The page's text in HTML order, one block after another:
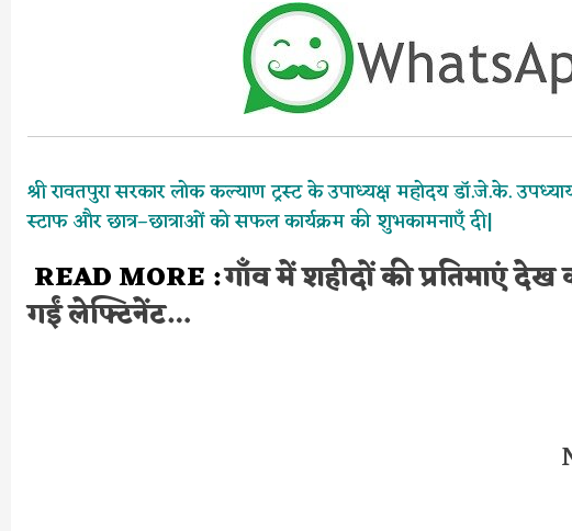
श्री रावतपुरा सरकार लोक कल्याण ट्रस्ट के उपाध्यक्ष महोदय डॉ.जे.के.
स्टाफ और छात्र–छात्राओं को सफल कार्यक्रम की शुभकामनाएँ दी|
READ MORE :गाँव में शहीदों की प्रतिमाएं
गईं लेफ्टिनेंट…